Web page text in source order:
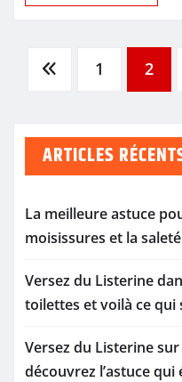
Pagination
des
publications
1 2
ARTICLES
La meilleure astuce
moisissures et la
Versez du Listerine
toilettes et voilà ce qui
Versez du Listerine
découvrez l’astuce